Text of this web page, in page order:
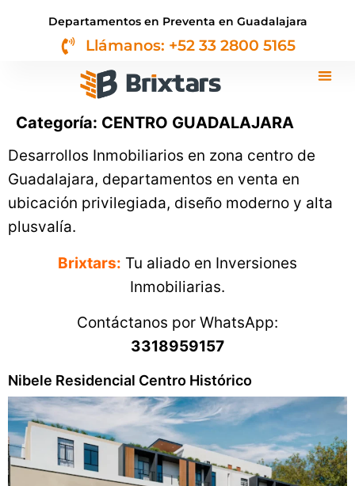
Departamentos en Preventa en Guadalajara
Llámanos: +52 33 2800 5165
Categoría: CENTRO GUADALAJARA
Desarrollos Inmobiliarios en zona centro de
Guadalajara, departamentos en venta en
ubicación privilegiada, diseño moderno y alta
plusvalía.
Brixtars: Tu aliado en Inversiones
Inmobiliarias.
Contáctanos por WhatsApp:
3318959157
Nibele Residencial Centro Histórico